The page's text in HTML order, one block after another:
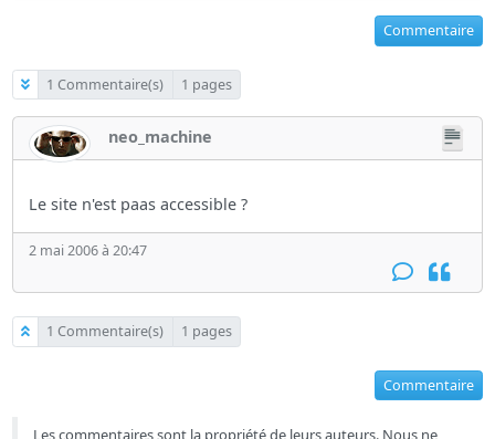
Commentaire
1 Commentaire(s) 1 pages
neo_machine
Le site n'est paas accessible ?
2 mai 2006 à 20:47
1 Commentaire(s) 1 pages
Commentaire
Les commentaires sont la propriété de leurs auteurs. Nous ne